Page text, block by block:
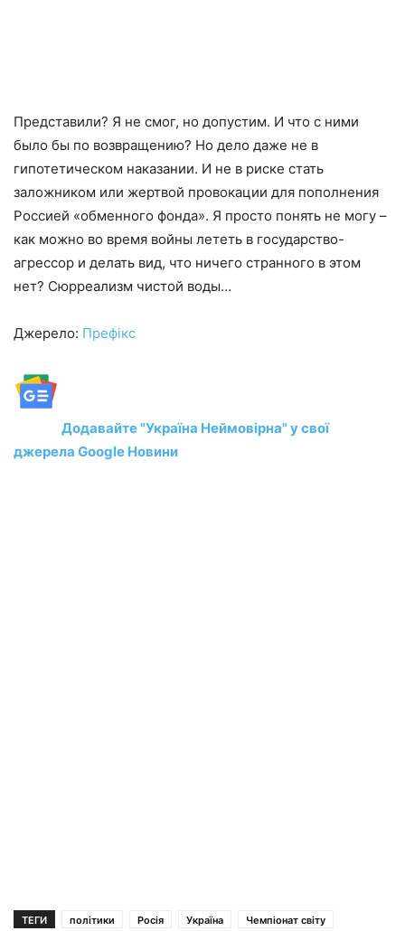
Представили? Я не смог, но допустим. И что с ними
было бы по возвращению? Но дело даже не в
гипотетическом наказании. И не в риске стать
заложником или жертвой провокации для пополнения
Россией «обменного фонда». Я просто понять не могу –
как можно во время войны лететь в государство-
агрессор и делать вид, что ничего странного в этом
нет? Сюрреализм чистой воды…
Джерело: Префікс
Додавайте "Україна Неймовірна" у свої
джерела Google Новини
ТЕГИ політики Росія Україна Чемпіонат світу